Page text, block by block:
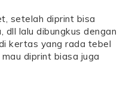
setelah diprint bisa
lalu dibungkus dengan
kertas yang rada tebel
diprint biasa juga